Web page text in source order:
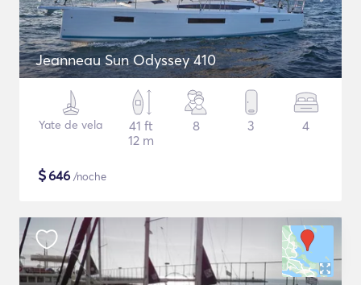
Jeanneau Sun Odyssey 410
Yate de vela
41 ft
12 m
8 3 4
$646 /noche